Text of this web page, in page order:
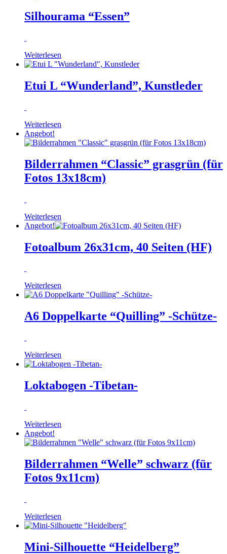
Silhourama “Essen”
Weiterlesen
Etui L “Wunderland”, Kunstleder
Weiterlesen
Angebot!
Bilderrahmen “Classic” grasgrün (für
Fotos 13x18cm)
Weiterlesen
Angebot!
Fotoalbum 26x31cm, 40 Seiten (HF)
Weiterlesen
A6 Doppelkarte “Quilling” -Schütze-
Weiterlesen
Loktabogen -Tibetan-
Weiterlesen
Angebot!
Bilderrahmen “Welle” schwarz (für
Fotos 9x11cm)
Weiterlesen
Mini-Silhouette “Heidelberg”